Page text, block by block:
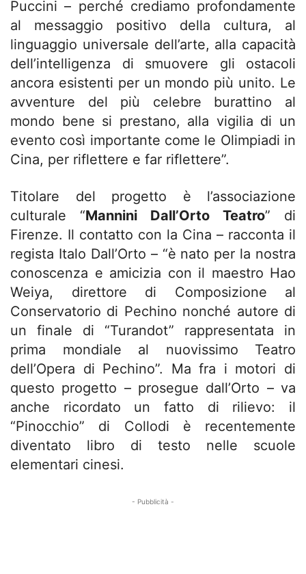
Puccini – perché crediamo profondamente
al messaggio positivo della cultura, al
linguaggio universale dell’arte, alla capacità
dell’intelligenza di smuovere gli ostacoli
ancora esistenti per un mondo più unito. Le
avventure del più celebre burattino al
mondo bene si prestano, alla vigilia di un
evento così importante come le Olimpiadi in
Cina, per riflettere e far riflettere”.
Titolare del progetto è l’associazione
culturale “Mannini Dall’Orto Teatro” di
Firenze. Il contatto con la Cina – racconta il
regista Italo Dall’Orto – “è nato per la nostra
conoscenza e amicizia con il maestro Hao
Weiya, direttore di Composizione al
Conservatorio di Pechino nonché autore di
un finale di “Turandot” rappresentata in
prima mondiale al nuovissimo Teatro
dell’Opera di Pechino”. Ma fra i motori di
questo progetto – prosegue dall’Orto – va
anche ricordato un fatto di rilievo: il
“Pinocchio” di Collodi è recentemente
diventato libro di testo nelle scuole
elementari cinesi.
- Pubblicità -